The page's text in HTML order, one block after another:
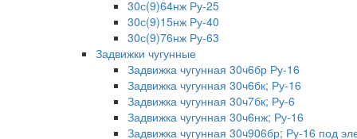
30с(9)64нж Ру-25
30с(9)15нж Ру-40
30с(9)76нж Ру-63
Задвижки чугунные
Задвижка чугунная 30ч6бр Ру-16
Задвижка чугунная 30ч6бк; Ру-16
Задвижка чугунная 30ч7бк; Ру-6
Задвижка чугунная 30ч6нж; Ру-16
Задвижка чугунная 30ч906бр; Ру-16 под